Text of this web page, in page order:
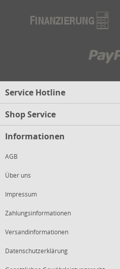
Service Hotline
Shop Service
Informationen
AGB
Über uns
Impressum
Zahlungsinformationen
Versandinformationen
Datenschutzerklärung